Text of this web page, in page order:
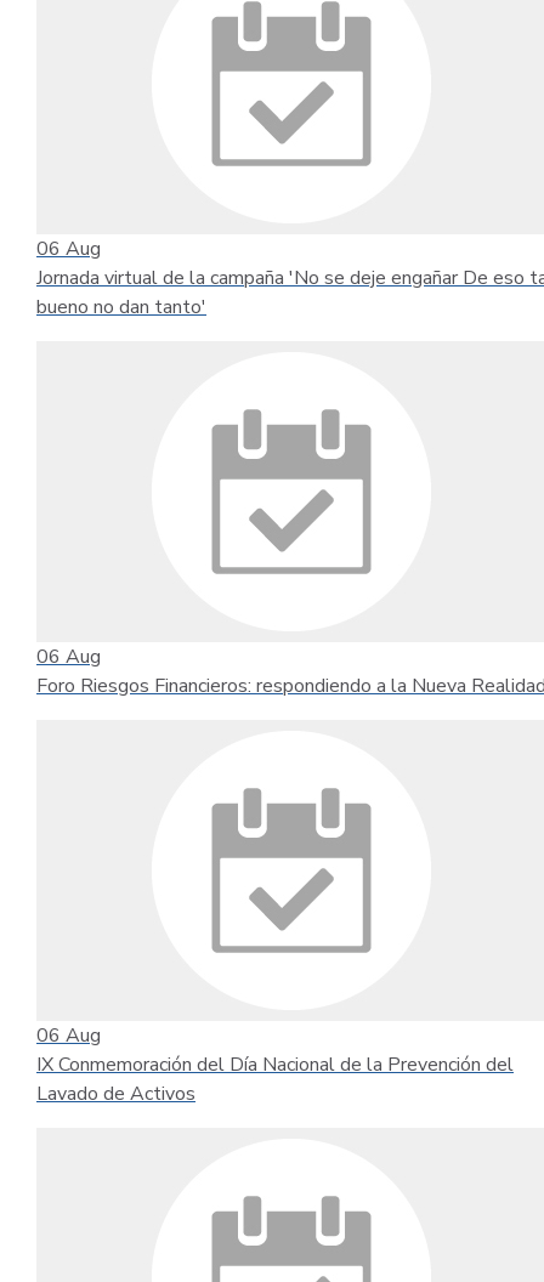
06 Aug
Jornada virtual de la campaña 'No se deje engañar De eso
bueno no dan tanto'
06 Aug
Foro Riesgos Financieros: respondiendo a la Nueva
06 Aug
IX Conmemoración del Día Nacional de la Prevención del
Lavado de Activos